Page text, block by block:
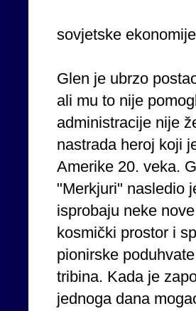
sovjetske
Glen je ubrzo
ali mu to nije
administracije nije
nastrada heroj koji
Amerike 20. veka.
"Merkjuri" nasledio
isprobaju neke
kosmički prostor i
pionirske
tribina. Kada je
jednoga dana